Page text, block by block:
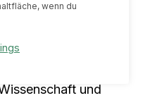
zur Zukunft des
für Austausch mit
und
wenn du